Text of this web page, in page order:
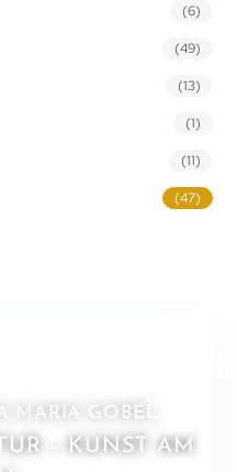
(6)
(49)
(13)
(1)
(11)
(47)
MARIA GÖBEL
– KUNST AM